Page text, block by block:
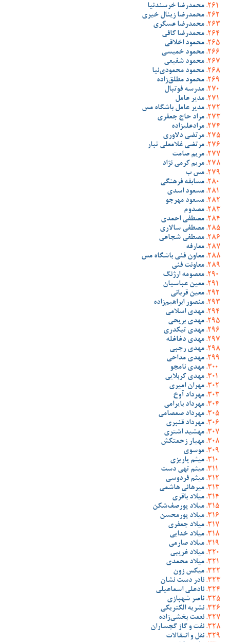
محمدرضا خرسندنیا
محمدرضا زینال خیری
محمدرضا عسگری
محمدرضا کافی
محمود اخلاقی
محمود خمیسی
محمود شفیعی
محمود محمودی‌نیا
محمود مطلق‌زاده
مدرسه فوتبال
مدیر عامل
مدیر عامل باشگاه مس
مراد حاج جعفری
مرادعلیزاده
مرتضی دلاوری
مرتضی غلامعلی تبار
مریم صامت
مریم کرمی نژاد
مس ب
مسابقه فرهنگی
مسعود اسدی
مسعود مهرجو
مصدوم
مصطفی احمدی
مصطفی سالاری
مصطفی شجاعی
معارفه
معاون فنی باشگاه مس
معاونت فنی
معصومه ارژنگ
معین عباسیان
معین قربانی
منصور ابراهیم‌زاده
مهدی اسلامی
مهدی بریحی
مهدی تیکدری
مهدی دغاغله
مهدی رجبی
مهدی مداحی
مهدی نامجو
مهدی کربلایی
مهران امیری
مهرداد آوخ
مهرداد بایرامی
مهرداد صمصامی
مهرداد قنبری
مهشید اشتری
مهیار زحمتکش
موسوی
میثم پاریزی
میثم تهی دست
میثم فردوسی
میرهانی هاشمی
میلاد باقری
میلاد پورصف‌شکن
میلاد پورمحسن
میلاد جعفری
میلاد خدایی
میلاد صارمی
میلاد غریبی
میلاد محمدی
میکس زون
نادر دست نشان
نادعلی اسماعیلی
ناصر شهبازی
نشریه الکتریکی
نعمت بخشی‌زاده
نفت و گاز گچساران
نقل و انتقالات